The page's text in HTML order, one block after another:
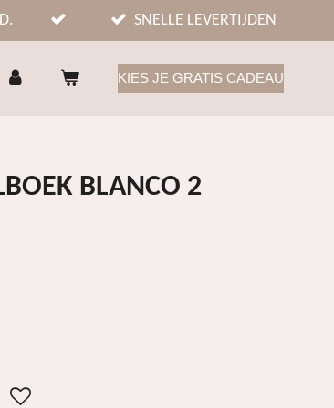
SNELLE LEVERTIJDEN
KIES JE GRATIS CADEAU
BLANCO 2